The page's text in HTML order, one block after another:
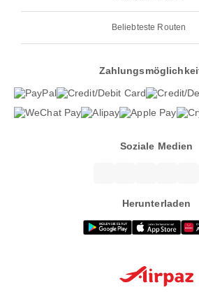
Beliebteste Routen
Soziale Medien
Herunterladen